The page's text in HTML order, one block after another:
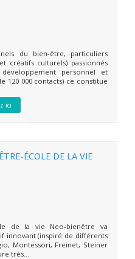
du bien-être, particuliers
créatifs culturels) passionnés
personnel et
120 000 contacts) ce constitue
ici
ÉCOLE DE LA VIE
de la vie Neo-bienêtre va
innovant (inspiré de différents
Montessori, Freinet, Steiner
très...